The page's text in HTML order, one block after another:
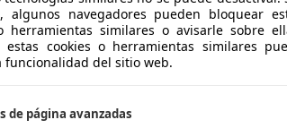
03/2025
algunos navegadores pueden bloquear
herramientas similares o avisarle sobre
estas cookies o herramientas similares
funcionalidad del sitio web.
de página avanzadas